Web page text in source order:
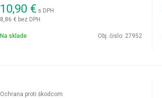
10,90 € s DPH
8,86 € bez DPH
Na sklade Obj. čislo: 27952
Ochrana proti škodcom